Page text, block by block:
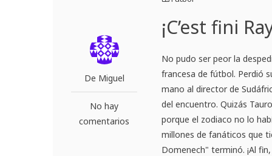
De Miguel
No hay
comentarios
¡C’est fini
No pudo ser peor la
francesa de fútbol. Perdió
mano al director de
del encuentro. Quizás
porque el zodiaco no lo
millones de fanáticos que
Domenech" terminó. ¡Al